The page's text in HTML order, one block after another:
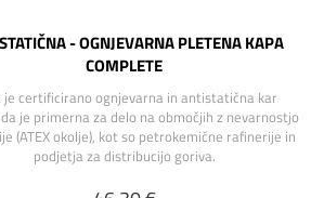
- OGNJEVARNA PLETENA KAPA
COMPLETE
je certificirano ognjevarna in antistatična kar
je primerna za delo na območjih z nevarnostjo
(ATEX okolje), kot so petrokemične rafinerije in
podjetja za distribucijo goriva.